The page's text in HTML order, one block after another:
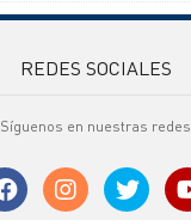
REDES SOCIALES
Síguenos en nuestras redes